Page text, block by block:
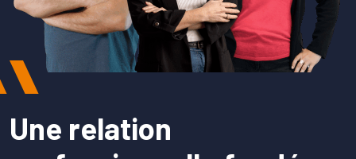
Une relation